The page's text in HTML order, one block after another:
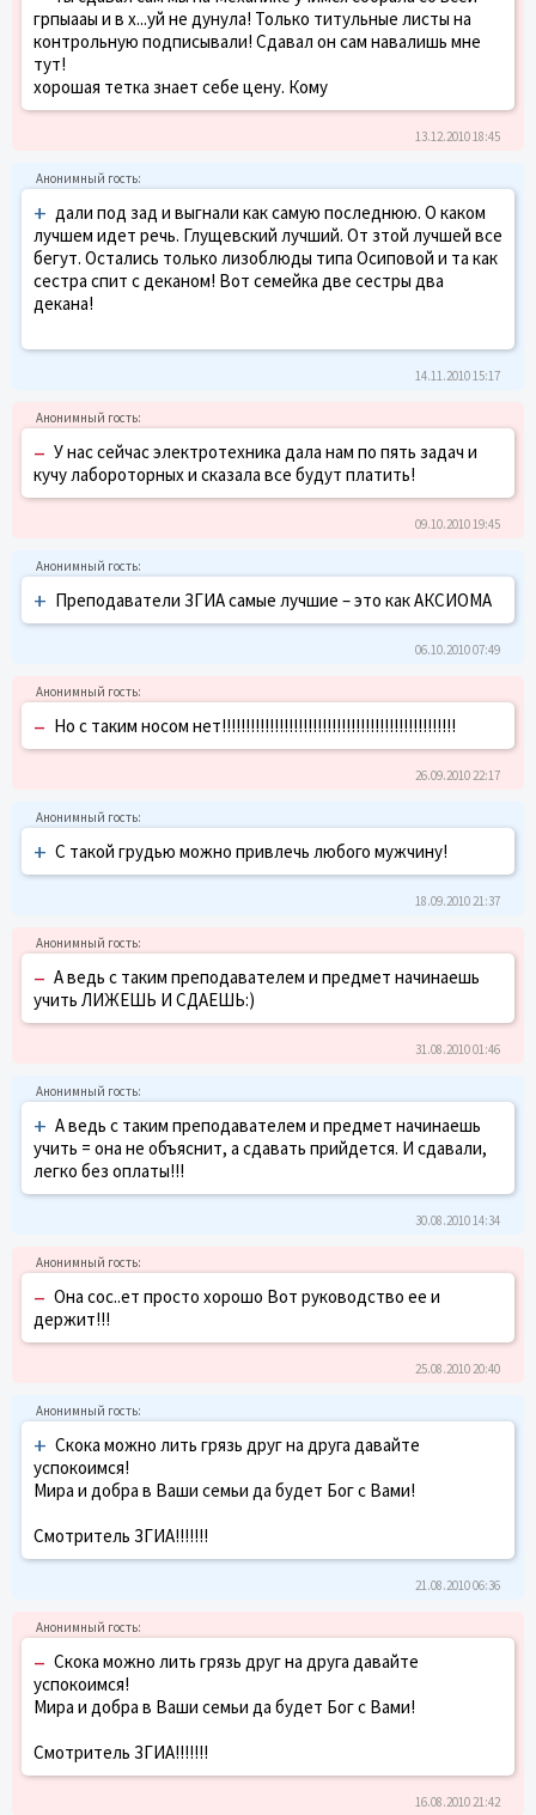
грпыааы и в х...уй не дунула! Только титульные листы на
контрольную подписывали! Сдaвал он сам навалишь мне
тут!
хорошая тетка знает себе цену. Кому
13.12.2010 18:45
+ дали под зад и выгнали как самую последнюю. О каком
лучшем идет речь. Глущевский лучший. От зтой лучшей все
бегут. Остались только лизоблюды типа Осиповой и та как
сестра спит с деканом! Вот семейка две сестры два
декана!
14.11.2010 15:17
– У нас сейчас электротехника дала нам по пять задач и
кучу лабороторных и сказала все будут платить!
09.10.2010 19:45
+ Преподаватели ЗГИА самые лучшие – это как АКСИОМА
06.10.2010 07:49
– Но с таким носом нет!!!!!!!!!!!!!!!!!!!!!!!!!!!!!!!!!!!!!!!!!!!!!!!!!
26.09.2010 22:17
+ С такой грудью можно привлечь любого мужчину!
18.09.2010 21:37
– А ведь с таким преподавателем и предмет начинаешь
учить ЛИЖЕШЬ И СДАЕШЬ:)
31.08.2010 01:46
+ А ведь с таким преподавателем и предмет начинаешь
учить = она не объяснит, а сдавать прийдется. И сдавали,
легко без оплаты!!!
30.08.2010 14:34
– Она сос..ет просто хорошо Вот руководство ее и
держит!!!
25.08.2010 20:40
+ Скока можно лить грязь друг на друга давайте
успокоимся!
Мира и добра в Ваши семьи да будет Бог с Вами!
Смотритель ЗГИА!!!!!!!
21.08.2010 06:36
– Скока можно лить грязь друг на друга давайте
успокоимся!
Мира и добра в Ваши семьи да будет Бог с Вами!
Смотритель ЗГИА!!!!!!!
16.08.2010 21:42